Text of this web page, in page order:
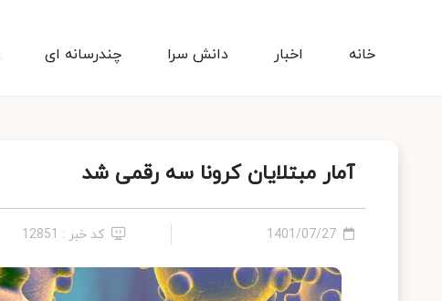
چندرسانه ای دانش سرا اخبار خانه
آمار مبتلایان کرونا سه رقمی شد
1401/07/27 کد خبر : 12851